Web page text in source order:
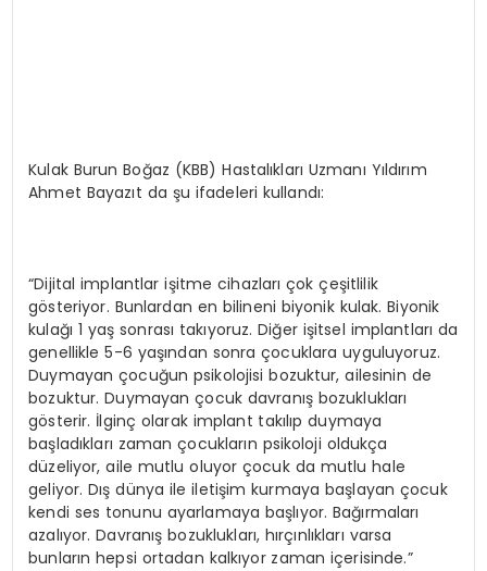
Kulak Burun Boğaz (KBB) Hastalıkları Uzmanı Yıldırım
Ahmet Bayazıt da şu ifadeleri kullandı:
“Dijital implantlar işitme cihazları çok çeşitlilik
gösteriyor. Bunlardan en bilineni biyonik kulak. Biyonik
kulağı 1 yaş sonrası takıyoruz. Diğer işitsel implantları da
genellikle 5-6 yaşından sonra çocuklara uyguluyoruz.
Duymayan çocuğun psikolojisi bozuktur, ailesinin de
bozuktur. Duymayan çocuk davranış bozuklukları
gösterir. İlginç olarak implant takılıp duymaya
başladıkları zaman çocukların psikoloji oldukça
düzeliyor, aile mutlu oluyor çocuk da mutlu hale
geliyor. Dış dünya ile iletişim kurmaya başlayan çocuk
kendi ses tonunu ayarlamaya başlıyor. Bağırmaları
azalıyor. Davranış bozuklukları, hırçınlıkları varsa
bunların hepsi ortadan kalkıyor zaman içerisinde.”